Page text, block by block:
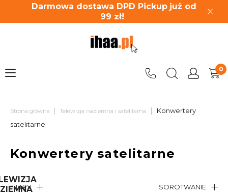
Darmowa dostawa DPD Pickup już od
99 zł!
Strona główna | Telewizja naziemna i satelitarna |
Konwertery
satelitarne
Konwertery satelitarne
FILTRY SOROTWANIE